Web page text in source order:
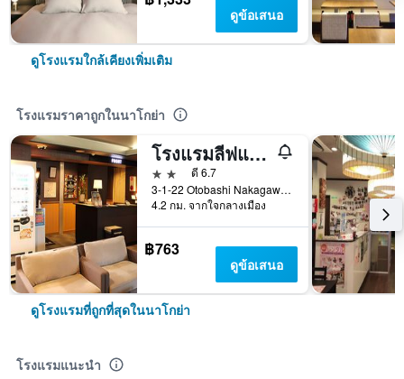
ดูข้อเสนอ
ดูโรงแรมใกล้เคียงเพิ่มเติม
โรงแรมราคาถูกในนาโกย่า
โรงแรมลีฟแม็กซ์ นาโกยา
2 ดาว
ดี 6.7
3-1-22 Otobashi Nakagawa-ku, นาโกย่า, ญี่ปุ่น
4.2 กม. จากใจกลางเมือง
฿763
ดูข้อเสนอ
ดูโรงแรมที่ถูกที่สุดในนาโกย่า
โรงแรมแนะนำ